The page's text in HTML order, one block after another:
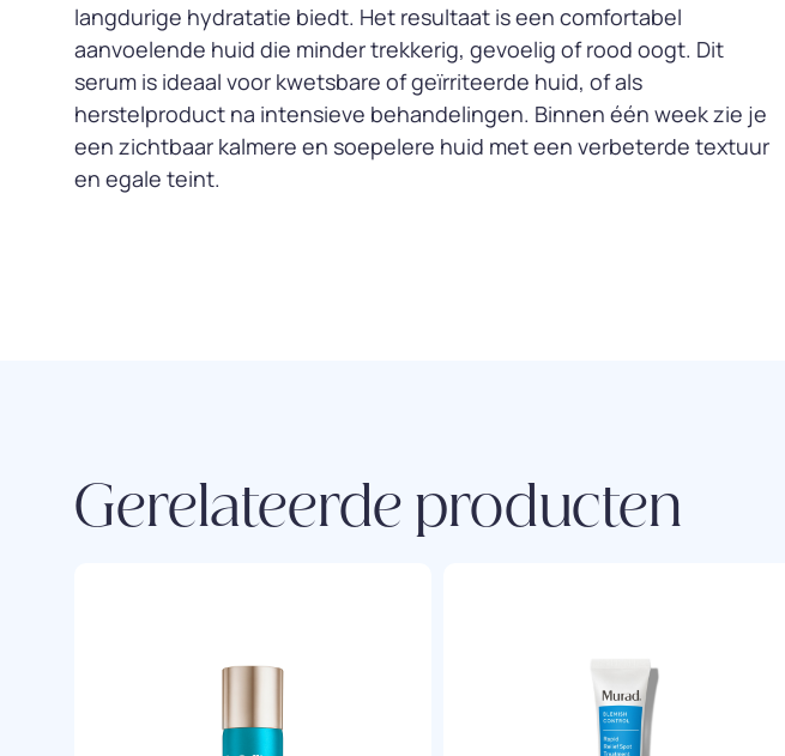
langdurige hydratatie biedt. Het resultaat is een comfortabel
aanvoelende huid die minder trekkerig, gevoelig of rood oogt. Dit
serum is ideaal voor kwetsbare of geïrriteerde huid, of als
herstelproduct na intensieve behandelingen. Binnen één week zie je
een zichtbaar kalmere en soepelere huid met een verbeterde textuur
en egale teint.
Gerelateerde producten